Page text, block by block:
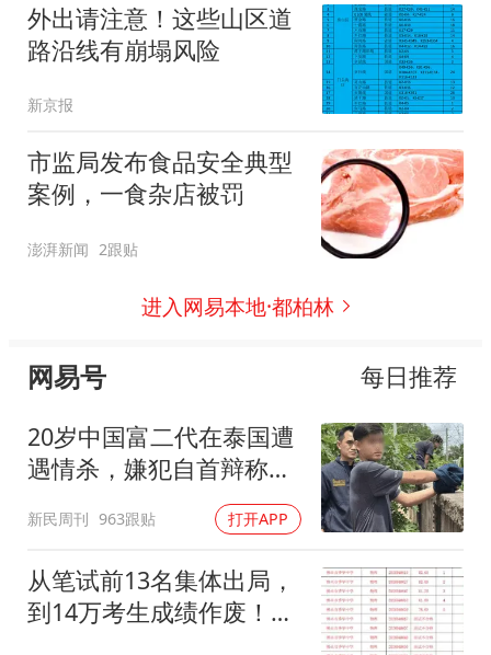
外出请注意！这些山区道
路沿线有崩塌风险
新京报
市监局发布食品安全典型
案例，一食杂店被罚
澎湃新闻 2跟贴
进入网易本地·都柏林
网易号
每日推荐
20岁中国富二代在泰国遭
遇情杀，嫌犯自首辩称：
在女友浴室看到他，并非
故意杀人
新民周刊 963跟贴 打开APP
从笔试前13名集体出局，
到14万考生成绩作废！暗